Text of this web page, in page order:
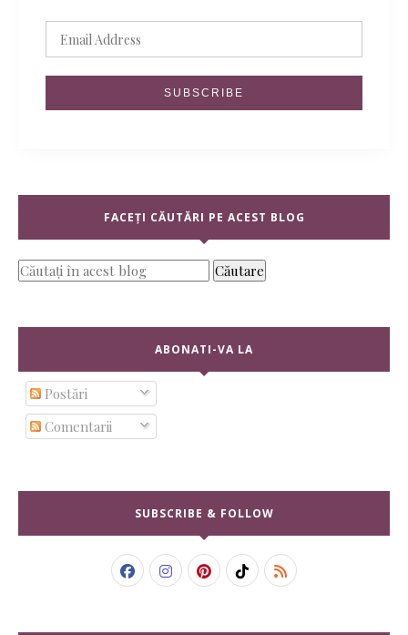
FACEȚI CĂUTĂRI PE ACEST BLOG
ABONATI-VA LA
Postări
Comentarii
SUBSCRIBE & FOLLOW